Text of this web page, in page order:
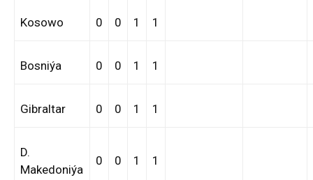
Kosowo 0 0 1 1
Bosniýa 0 0 1 1
Gibraltar 0 0 1 1
D.
Makedoniýa
0 0 1 1